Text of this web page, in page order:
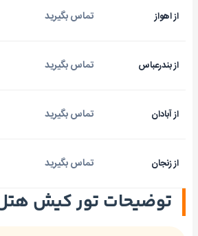
از اهواز تماس بگیرید
از بندرعباس تماس بگیرید
از آبادان تماس بگیرید
از زنجان تماس بگیرید
توضیحات تور کیش